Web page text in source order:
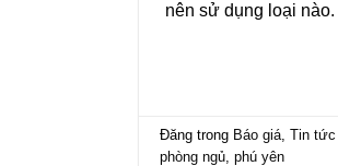
nên sử dụng loại
Đăng trong Báo giá ,Tin tức
phòng ngủ ,phú yên